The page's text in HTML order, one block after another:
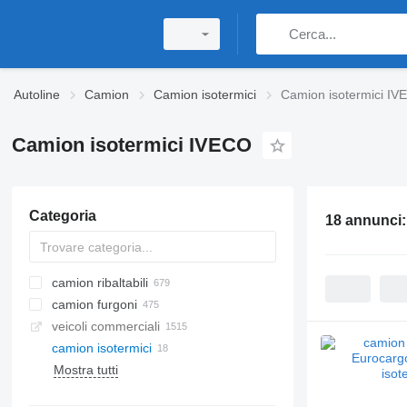
Autoline Camion Camion isotermici Camion isotermici
Camion isotermici IVECO
Categoria
camion ribaltabili
camion furgoni
veicoli commerciali
camion isotermici
Mostra tutti
18 annunci: